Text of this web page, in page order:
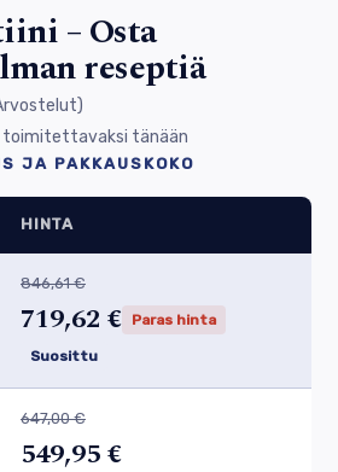
– Osta
reseptiä
)
toimitettavaksi tänään
JA PAKKAUSKOKO
HINTA
846,61 €
719,62 € Paras hinta
Suosittu
647,00 €
549,95 €